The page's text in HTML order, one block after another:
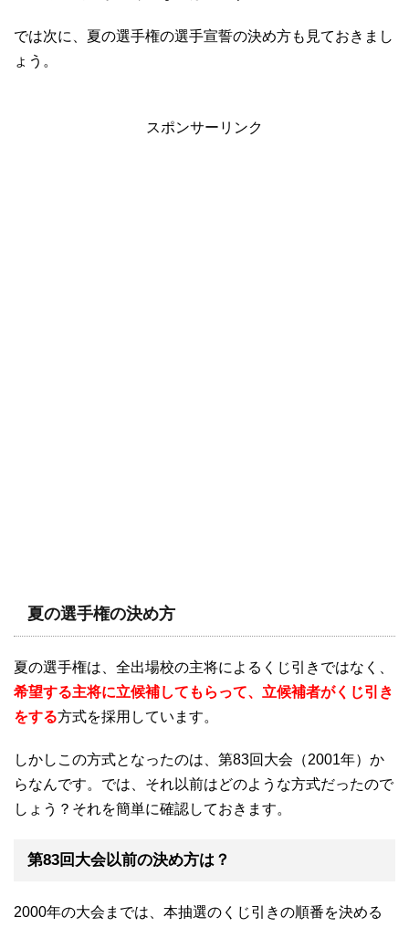
では次に、夏の選手権の選手宣誓の決め方も見ておきまし
ょう。
スポンサーリンク
夏の選手権の決め方
夏の選手権は、全出場校の主将によるくじ引きではなく、
希望する主将に立候補してもらって、立候補者がくじ引き
をする方式を採用しています。
しかしこの方式となったのは、第83回大会（2001年）か
らなんです。では、それ以前はどのような方式だったので
しょう？それを簡単に確認しておきます。
第83回大会以前の決め方は？
2000年の大会までは、本抽選のくじ引きの順番を決める